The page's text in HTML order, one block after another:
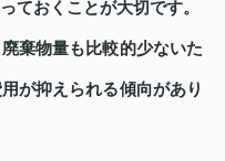
ておくことが大切です。
棄物量も比較的少ないた
が抑えられる傾向があり